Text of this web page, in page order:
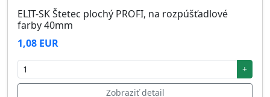
ELIT-SK Štetec plochý PROFI, na rozpúšťadlové
farby 40mm
1,08 EUR
+
Zobraziť detail